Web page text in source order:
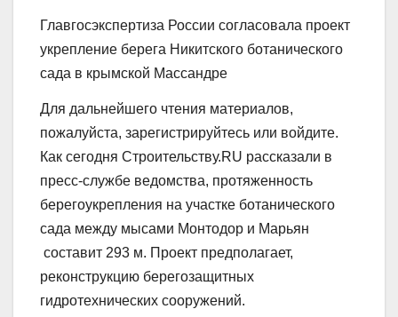
Главгосэкспертиза России согласовала проект
укрепление берега Никитского ботанического
сада в крымской Массандре
Для дальнейшего чтения материалов,
пожалуйста, зарегистрируйтесь или войдите.
Как сегодня Строительству.RU рассказали в
пресс-службе ведомства, протяженность
берегоукрепления на участке ботанического
сада между мысами Монтодор и Марьян
составит 293 м. Проект предполагает,
реконструкцию берегозащитных
гидротехнических сооружений.